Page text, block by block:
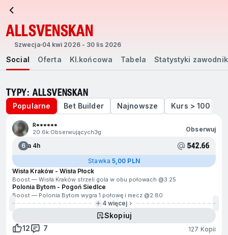
ALLSVENSKAN
Szwecja 04 kwi 2026 - 30 lis 2026
Social Oferta Kl.końcowa Tabela Statystyki
TYPY: ALLSVENSKAN
Popularne Bet Builder Najnowsze Kurs > 100
R******
20.6k Obserwujących3g Obserwuj
6Za 4h 542.66
Stawka 5,00 PLN
Wisła Kraków - Wisła Płock
Boost — Wisła Kraków strzeli gola w obu połowach @3.25
Polonia Bytom - Pogoń Siedlce
Boost — Polonia Bytom wygra 1.połowę i mecz @2.80
4 więcej
Skopiuj
12
7 127 Kopii